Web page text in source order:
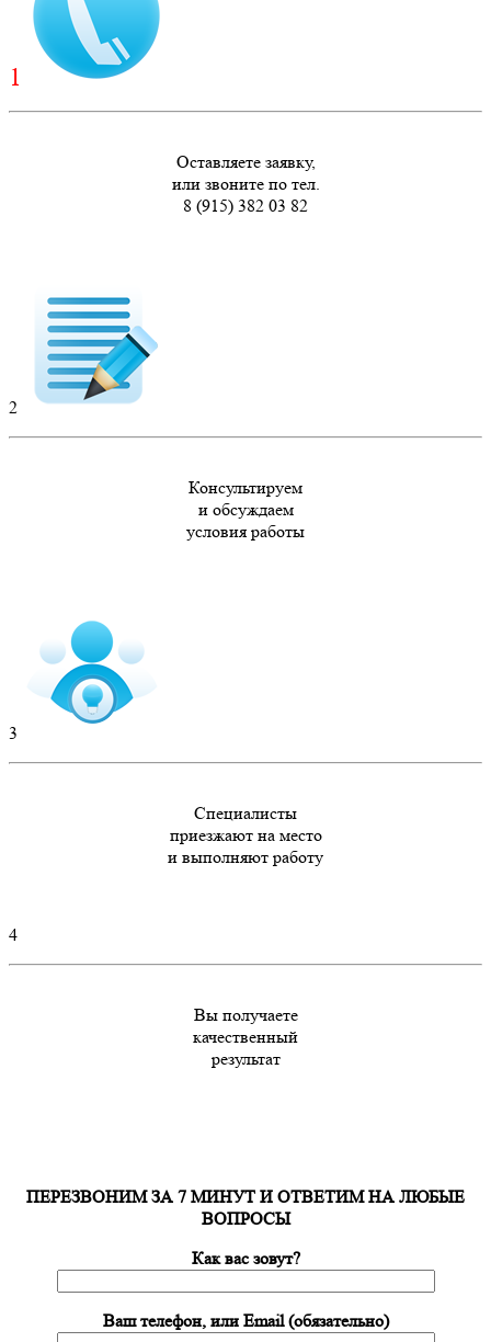
1
Оставляете заявку,
или звоните по тел.
8 (915) 382 03 82
2
Консультируем
и обсуждаем
условия работы
3
Специалисты
приезжают на место
и выполняют работу
4
Вы получаете
качественный
результат
ПЕРЕЗВОНИМ ЗА 7 МИНУТ И ОТВЕТИМ НА ЛЮБЫЕ
ВОПРОСЫ
Как вас зовут?
Ваш телефон, или Email (обязательно)